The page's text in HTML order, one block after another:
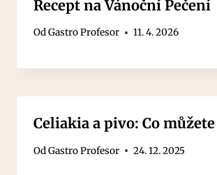
Recept na Vánoční Pečení
OdGastro Profesor 11. 4. 2026
Celiakia a pivo: Co
OdGastro Profesor 24. 12. 2025